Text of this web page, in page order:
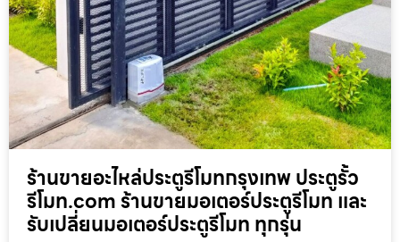
ร้านขายอะไหล่ประตูรีโมทกรุงเทพ ประตูรั้ว
รีโมท.com ร้านขายมอเตอร์ประตูรีโมท และ
รับเปลี่ยนมอเตอร์ประตูรีโมท ทุกรุ่น